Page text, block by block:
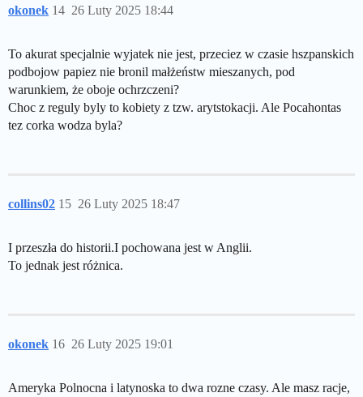
okonek 26 Luty 2025 18:44
14
To akurat specjalnie wyjatek nie jest, przeciez w czasie hszpanskich
podbojow papiez nie bronil małżeństw mieszanych, pod
warunkiem, że oboje ochrzczeni?
Choc z reguly byly to kobiety z tzw. arytstokacji. Ale Pocahontas
tez corka wodza byla?
collins02 26 Luty 2025 18:47
15
I przeszła do historii.I pochowana jest w Anglii.
To jednak jest różnica.
okonek 26 Luty 2025 19:01
16
Ameryka Polnocna i latynoska to dwa rozne czasy. Ale masz racje,